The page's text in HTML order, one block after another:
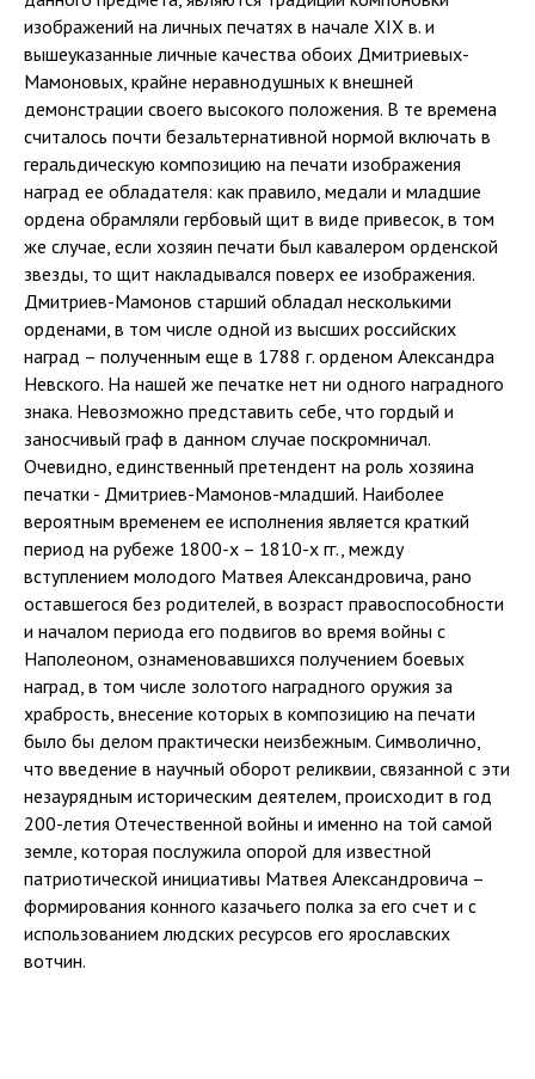
изображений на личных печатях в начале XIX в. и
вышеуказанные личные качества обоих Дмитриевых-
Мамоновых, крайне неравнодушных к внешней
демонстрации своего высокого положения. В те времена
считалось почти безальтернативной нормой включать в
геральдическую композицию на печати изображения
наград ее обладателя: как правило, медали и младшие
ордена обрамляли гербовый щит в виде привесок, в том
же случае, если хозяин печати был кавалером орденской
звезды, то щит накладывался поверх ее изображения.
Дмитриев-Мамонов старший обладал несколькими
орденами, в том числе одной из высших российских
наград – полученным еще в 1788 г. орденом Александра
Невского. На нашей же печатке нет ни одного наградного
знака. Невозможно представить себе, что гордый и
заносчивый граф в данном случае поскромничал.
Очевидно, единственный претендент на роль хозяина
печатки - Дмитриев-Мамонов-младший. Наиболее
вероятным временем ее исполнения является краткий
период на рубеже 1800-х – 1810-х гг., между
вступлением молодого Матвея Александровича, рано
оставшегося без родителей, в возраст правоспособности
и началом периода его подвигов во время войны с
Наполеоном, ознаменовавшихся получением боевых
наград, в том числе золотого наградного оружия за
храбрость, внесение которых в композицию на печати
было бы делом практически неизбежным. Символично,
что введение в научный оборот реликвии, связанной с эти
незаурядным историческим деятелем, происходит в год
200-летия Отечественной войны и именно на той самой
земле, которая послужила опорой для известной
патриотической инициативы Матвея Александровича –
формирования конного казачьего полка за его счет и с
использованием людских ресурсов его ярославских
вотчин.